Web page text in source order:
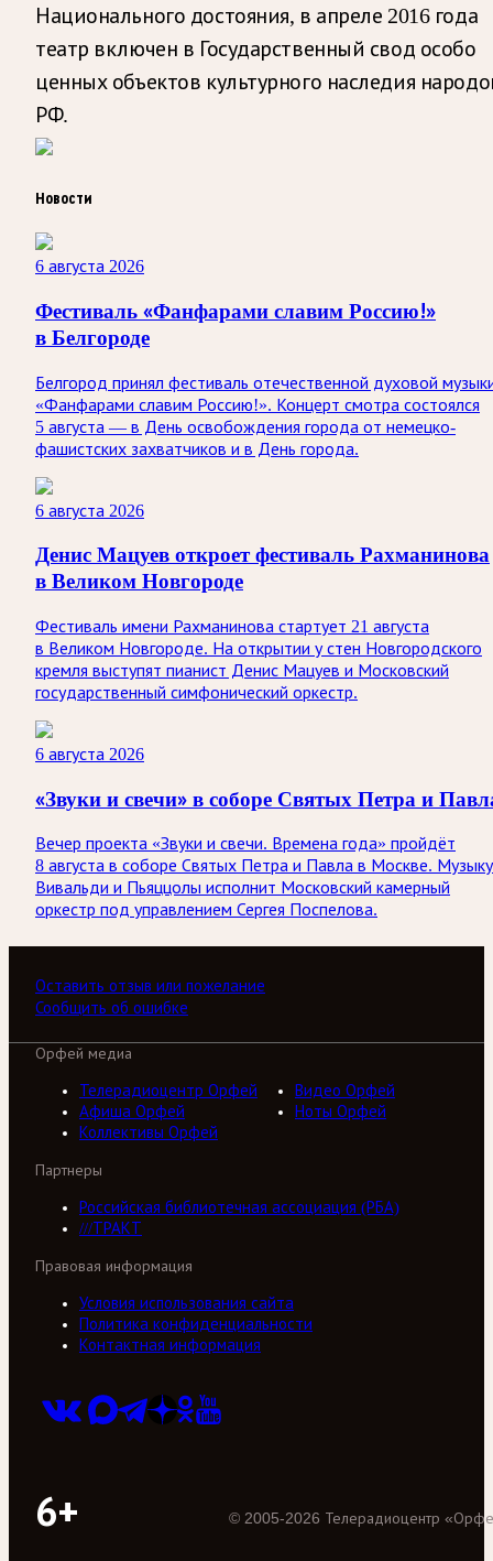
Национального достояния, в апреле 2016 года
театр включен в Государственный свод особо
ценных объектов культурного наследия
РФ.
Новости
6 августа 2026
Фестиваль «Фанфарами славим Россию!»
в Белгороде
Белгород принял фестиваль отечественной духовой
«Фанфарами славим Россию!». Концерт смотра состоялся
5 августа — в День освобождения города от немецко-
фашистских захватчиков и в День города.
6 августа 2026
Денис Мацуев откроет фестиваль Рахманинова
в Великом Новгороде
Фестиваль имени Рахманинова стартует 21 августа
в Великом Новгороде. На открытии у стен Новгородского
кремля выступят пианист Денис Мацуев и Московский
государственный симфонический оркестр.
6 августа 2026
«Звуки и свечи» в соборе Святых Петра и
Вечер проекта «Звуки и свечи. Времена года» пройдёт
8 августа в соборе Святых Петра и Павла в Москве. Музыку
Вивальди и Пьяццолы исполнит Московский камерный
оркестр под управлением Сергея Поспелова.
Оставить отзыв или пожелание
Сообщить об ошибке
Орфей медиа
Телерадиоцентр Орфей
Видео Орфей
Афиша Орфей
Ноты Орфей
Коллективы Орфей
Партнеры
Российская библиотечная ассоциация (РБА)
///ТРАКТ
Правовая информация
Условия использования сайта
Политика конфиденциальности
Контактная информация
6+ © 2005-2026 Телерадиоцентр